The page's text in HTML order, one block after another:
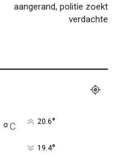
aangerand, politie zoekt
verdachte
°C 20.6°
19.4°